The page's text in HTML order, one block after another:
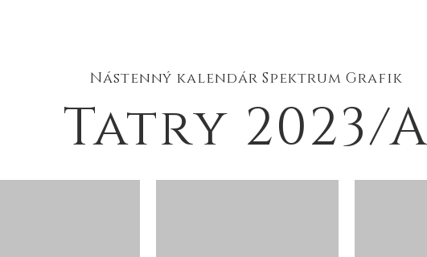
Nástenný kalendár Spektrum Grafik
Tatry 2023/A